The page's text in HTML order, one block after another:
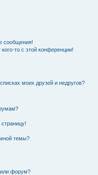
сообщения!
то с этой конференции!
моих друзей и недругов?
темы?
или форум?